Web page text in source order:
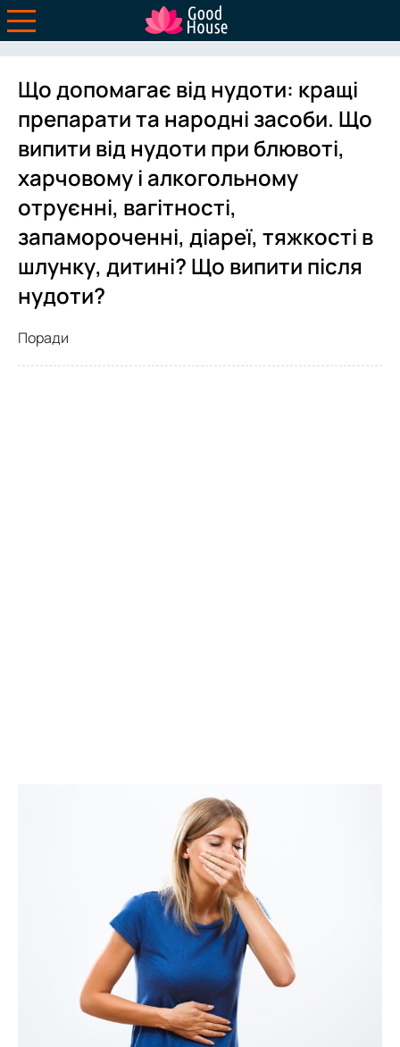
Що допомагає від нудоти: кращі
препарати та народні засоби. Що
випити від нудоти при блювоті,
харчовому і алкогольному
отруєнні, вагітності,
запамороченні, діареї, тяжкості в
шлунку, дитині? Що випити після
нудоти?
Поради